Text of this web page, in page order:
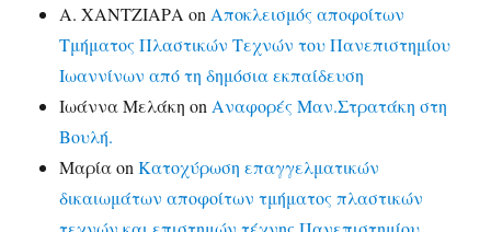
Α. ΧΑΝΤΖΙΑΡΑ on Αποκλεισμός αποφοίτων
Τμήματος Πλαστικών Τεχνών του Πανεπιστημίου
Ιωαννίνων από τη δημόσια εκπαίδευση
Ιωάννα Μελάκη on Αναφορές Μαν.Στρατάκη στη
Βουλή.
ΜαρίαonΚατοχύρωση επαγγελματικών
δικαιωμάτων αποφοίτων τμήματος πλαστικών